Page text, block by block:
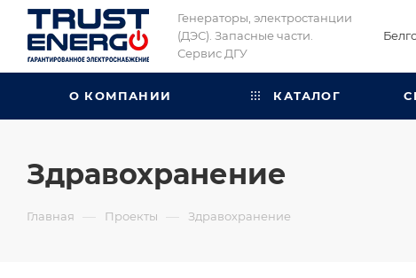
Генераторы, электростанции
(ДЭС). Запасные части.
Сервис ДГУ
О КОМПАНИИ КАТАЛОГ
Здравохранение
Главная — Проекты — Здравохранение